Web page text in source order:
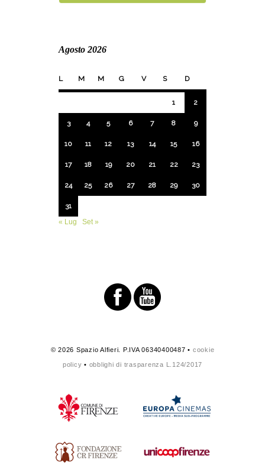
Agosto 2026
L M M G V S D
1 2
3 4 5 6 7 8 9
10 11 12 13 14 15 16
17 18 19 20 21 22 23
24 25 26 27 28 29 30
31
« Lug
Set »
© 2026 Spazio Alfieri. P.IVA 06340400487 • cookie
policy • obblighi di trasparenza L.124/2017